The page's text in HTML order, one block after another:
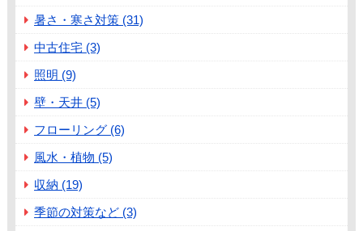
暑さ・寒さ対策 (31)
中古住宅 (3)
照明 (9)
壁・天井 (5)
フローリング (6)
風水・植物 (5)
収納 (19)
季節の対策など (3)